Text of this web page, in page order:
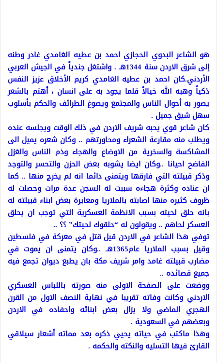
هو الشاعر البدوي الحجازي احمد بن عطيه الغامدي غادر وطنه
إلى شرق الاردن سنة 1344هـ . واشتغل جندياً في الجيش العربي
الأردني.كان احمد بن عطيه الغامدي كريم الأخلاق عزيز النفس
ذكياً وهبه الله خيالاً قلما يجود به على انسان ، أهتم بالشعر
يصور به أحوال الناس والمجتمع ويصوغ الطرائف والحكم بأسلوب
سهل شيق جميل .
كان شاعر قوي يحبه شريف الاردن في ذلك الوقت ويجلسه عنده
ويطلب منه مقارعة الشعراء ومحاورتهم .. وكان شعره يميل الى
المشاكسة والسخرية من الاوضاع والهجاء وذم الناس والغزل
الفاضح احيانا ..وكان ايضا يشوبه بعض الحزن والتحسر والتوجد
وذكر قبيلته التي فارقها ويتمنى دائما انه لم يخرج منها .. كما
ان عناده وكثرة هجاءه سببت له السجن عدة مرات وحصلت له
ظروف كثيره منها اصابته بالملاريا ومعايرة بعض ابناء قبيلته له
بانه حلق لحيته بسبب الانظمة العسكرية التي توجب ان يحلق
العسكر لحاهم .. ويقولون له “حلقوك لحيتك” ؟؟ ..
توفي هذا الشاعر في الاردن قيل قتل في معركة في فلسطين
وقيل بسبب الملاريا عام1365هـ ..وكان يتمنى ان يموت في
مضارب قبيلته غامد وامر شريف مكة بان يطبع ديوان تجمع فيه
جميع قصائده ..
ووضعت على الصفحة الاولى منه صورته باللباس العسكري
الاردني وكانت وفاته تقريبا في نهاية النصف الاول من القرن
الهجري الماضي ولا يزال بعض ابنائه واحفاده في الاردن
وبعضهم في السعودية .
وهذا ماكتب في حياته يحيي ذكره بعد مماته أشعار سيلاقي
القارئ فيها التسليه والنكته والحكمه .